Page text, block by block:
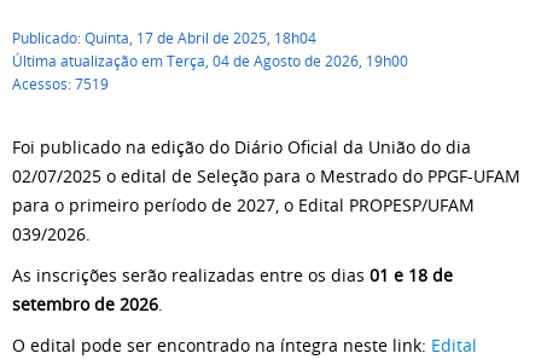
Publicado: Quinta, 17 de Abril de 2025, 18h04
Última atualização em Terça, 04 de Agosto de 2026, 19h00
Acessos: 7519
Foi publicado na edição do Diário Oficial da União do dia
02/07/2025 o edital de Seleção para o Mestrado do PPGF-UFAM
para o primeiro período de 2027, o Edital PROPESP/UFAM
039/2026.
As inscrições serão realizadas entre os dias 01 e 18 de
setembro de 2026.
O edital pode ser encontrado na íntegra neste link: Edital